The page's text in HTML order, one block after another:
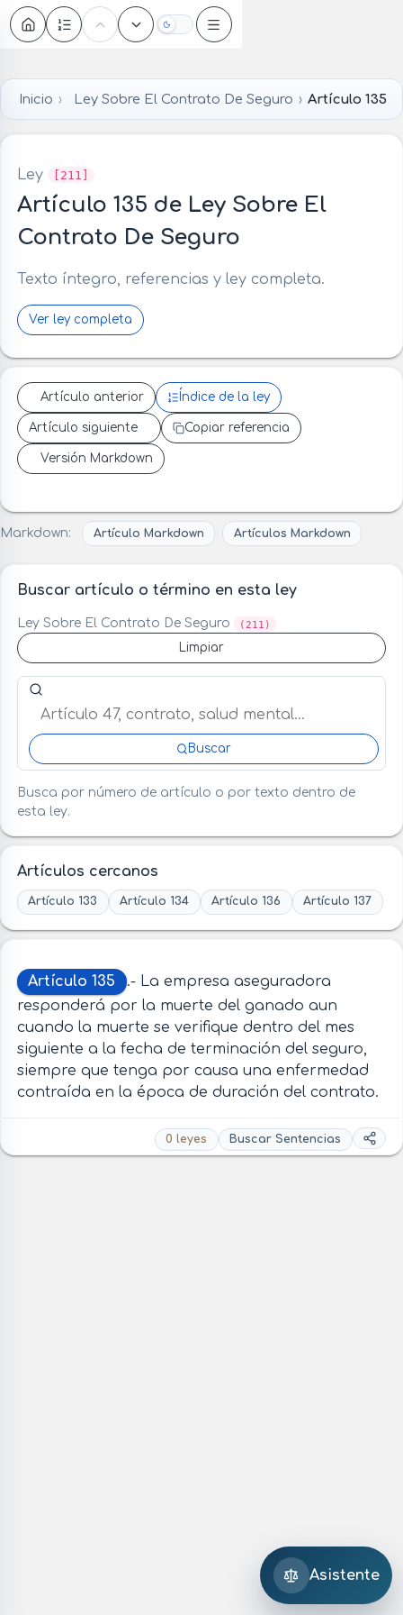
Oscuro
Inicio Ley Sobre El Contrato De Seguro Artículo 135
Ley [211]
Artículo 135 de Ley Sobre El
Contrato De Seguro
Texto íntegro, referencias y ley completa.
Ver ley completa
Artículo anterior Índice de la ley
Artículo siguiente Copiar referencia
Versión Markdown
Markdown: Artículo Markdown Artículos Markdown
Buscar artículo o término en esta ley
Ley Sobre El Contrato De Seguro (211)
Limpiar
Buscar artículo o término en esta ley
Buscar
Busca por número de artículo o por texto dentro de
esta ley.
Artículos cercanos
Artículo 133 Artículo 134 Artículo 136 Artículo 137
Artículo 135
.- La empresa aseguradora
responderá por la muerte del ganado aun
cuando la muerte se verifique dentro del mes
siguiente a la fecha de terminación del seguro,
siempre que tenga por causa una enfermedad
contraída en la época de duración del contrato.
0 leyes Buscar Sentencias
Asistente